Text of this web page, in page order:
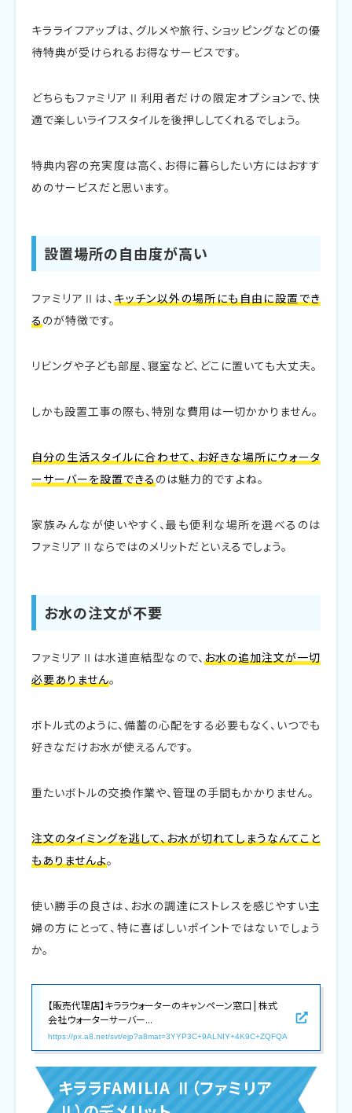
キラライフアップは、グルメや旅行、ショッピングなどの優
待特典が受けられるお得なサービスです。
どちらもファミリアⅡ利用者だけの限定オプションで、快
適で楽しいライフスタイルを後押ししてくれるでしょう。
特典内容の充実度は高く、お得に暮らしたい方にはおすす
めのサービスだと思います。
設置場所の自由度が高い
ファミリアⅡは、 キッチン以外の場所にも自由に設置でき
る のが特徴です。
リビングや子ども部屋、寝室など、どこに置いても大丈夫。
しかも設置工事の際も、特別な費用は一切かかりません。
自分の生活スタイルに合わせて、お好きな場所にウォータ
ーサーバーを設置できる のは魅力的ですよね。
家族みんなが使いやすく、最も便利な場所を選べるのは
ファミリアⅡならではのメリットだといえるでしょう。
お水の注文が不要
ファミリアⅡは水道直結型なので、 お水の追加注文が一切
必要ありません。
ボトル式のように、備蓄の心配をする必要もなく、いつでも
好きなだけお水が使えるんです。
重たいボトルの交換作業や、管理の手間もかかりません。
注文のタイミングを逃して、お水が切れてしまうなんてこと
もありませんよ。
使い勝手の良さは、お水の調達にストレスを感じやすい主
婦の方にとって、特に喜ばしいポイントではないでしょう
か。
【販売代理店】キララウォーターのキャンペーン窓口 | 株式
会社ウォーターサーバー...
https://px.a8.net/svt/ejp?a8mat=3YYP3C+9ALNIY+4K9C+ZQFQA
キララFAMILIA Ⅱ（ファミリア